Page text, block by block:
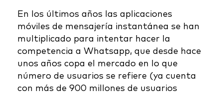
En los últimos años las aplicaciones
móviles de mensajería instantánea se han
multiplicado para intentar hacer la
competencia a Whatsapp, que desde hace
unos años copa el mercado en lo que
número de usuarios se refiere (ya cuenta
con más de 900 millones de usuarios